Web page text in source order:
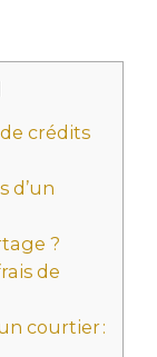
crédits
d’un
?
de
courtier :